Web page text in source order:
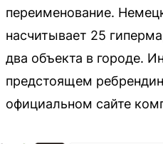
переименование.
насчитывает 25
два объекта в городе.
предстоящем
официальном сайте